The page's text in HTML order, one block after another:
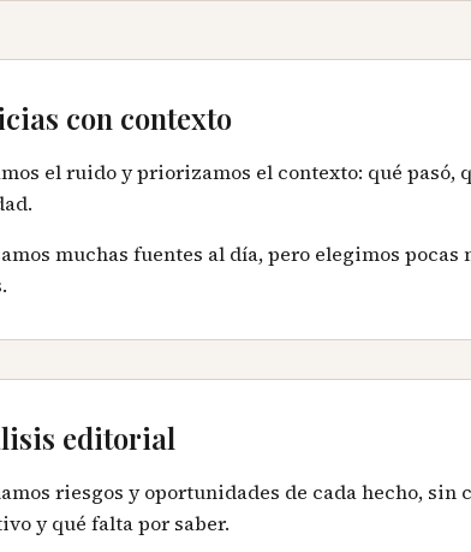
con contexto
el ruido y priorizamos el contexto: qué pasó,
muchas fuentes al día, pero elegimos
editorial
riesgos y oportunidades de cada hecho,
y qué falta por saber.